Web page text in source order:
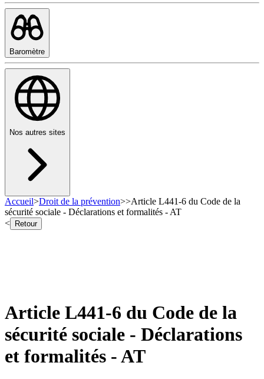
Baromètre
Nos autres sites
Accueil>Droit de la prévention>>Article L441-6 du Code de la
sécurité sociale - Déclarations et formalités - AT
<
Retour
Article L441-6 du Code de la
sécurité sociale - Déclarations
et formalités - AT